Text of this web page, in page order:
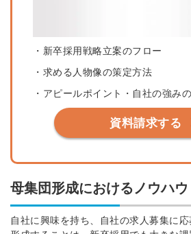
・新卒採用戦略立案のフロー
・求める人物像の策定方法
・アピールポイント・自社の強み
資料請求する
母集団形成におけるノウハウ
自社に興味を持ち、自社の求人募集に
をご利用する
要です。
簡単10
採用課題
ビュー記
採用にま
ートが届
メールアドレ